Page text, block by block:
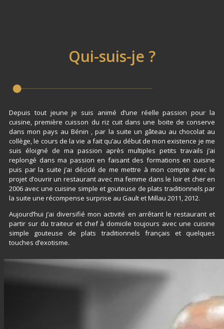
Qui-suis-je ?
Depuis tout jeune je suis animé d’une réelle passion pour la
cuisine, première cuisson du riz cuit dans une boite de conserve
dans mon pays au Bénin , par la suite un gâteau au chocolat au
collège, le cours de la vie a fait qu’au début de mon existence je me
suis éloigné de ma passion après multiples petits travails j’ai
replongé dans ma passion en faisant des formations en cuisine
puis par la suite j’ai décidé de me mettre à mon compte avec le
projet d’ouvrir un restaurant avec ma femme dans le loir et cher en
2006 avec une cuisine simple et gouteuse de plats traditionnels par
la suite une récompense surprise au Gault et Millau 2011, 2012.
Aujourd’hui j’ai diversifié mon activité en arrêtant le restaurant et
partir sur du traiteur et chef à domicile toujours avec une cuisine
simple gouteuse de plats traditionnels français et quelques
touches d’exotisme.